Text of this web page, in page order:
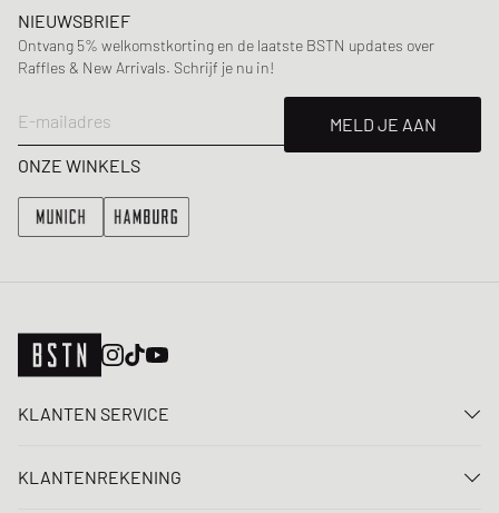
NIEUWSBRIEF
Ontvang 5% welkomstkorting en de laatste BSTN updates over
Raffles & New Arrivals. Schrijf je nu in!
E-mailadres
MELD JE AAN
ONZE WINKELS
KLANTEN SERVICE
FAQ
KLANTENREKENING